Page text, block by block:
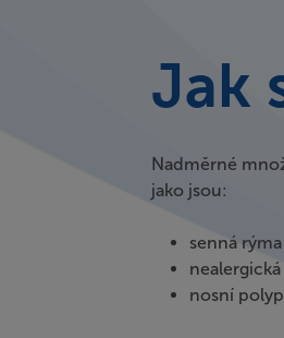
Jak
Nadměrné
jako jsou:
senná rýma
nosní